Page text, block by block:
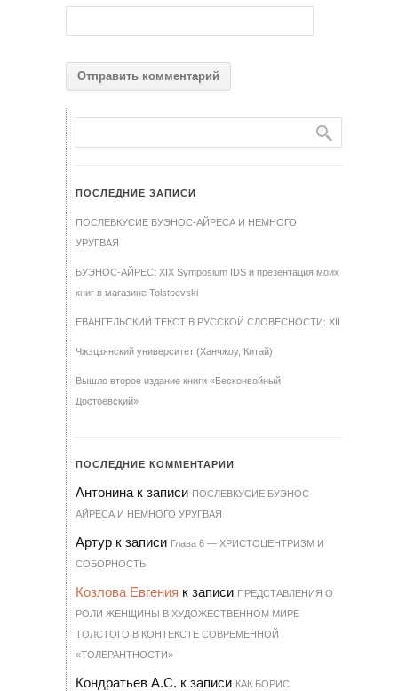
ПОСЛЕДНИЕ ЗАПИСИ
ПОСЛЕВКУСИЕ БУЭНОС-АЙРЕСА И НЕМНОГО
УРУГВАЯ
БУЭНОС-АЙРЕС: XIX Symposium IDS и презентация моих
книг в магазине Tolstoevski
ЕВАНГЕЛЬСКИЙ ТЕКСТ В РУССКОЙ СЛОВЕСНОСТИ: XII
Чжэцзянский университет (Ханчжоу, Китай)
Вышло второе издание книги «Бесконвойный
Достоевский»
ПОСЛЕДНИЕ КОММЕНТАРИИ
Антонина к записи ПОСЛЕВКУСИЕ БУЭНОС-
АЙРЕСА И НЕМНОГО УРУГВАЯ
Артур к записи Гла­ва 6 — ХРИ­С­ТО­ЦЕН­Т­РИЗМ И
СО­БОР­НОСТЬ
Козлова Евгения к записи ПРЕДСТАВЛЕНИЯ О
РОЛИ ЖЕНЩИНЫ В ХУДОЖЕСТВЕННОМ МИРЕ
ТОЛСТОГО В КОНТЕКСТЕ СОВРЕМЕННОЙ
«ТОЛЕРАНТНОСТИ»
Кондратьев А.С. к записи КАК БОРИС